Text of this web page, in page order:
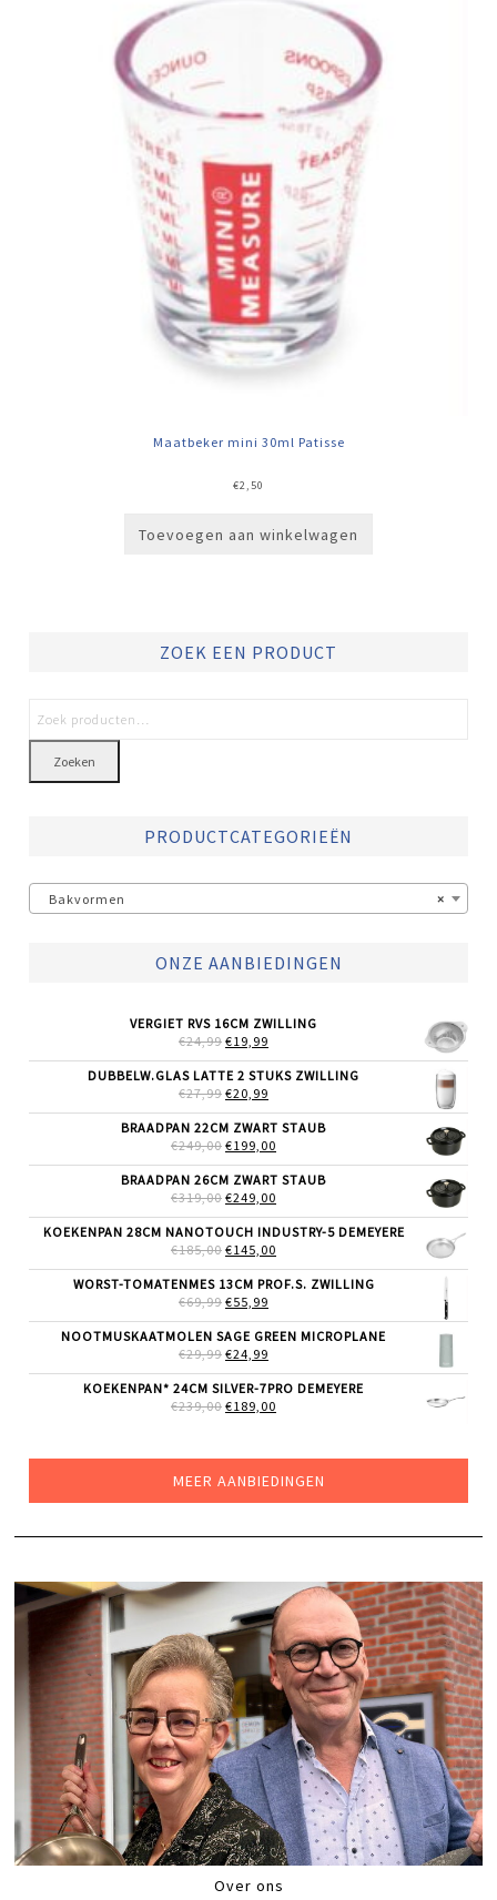
Maatbeker mini 30ml Patisse
€2,50
Toevoegen aan winkelwagen
ZOEK EEN PRODUCT
Zoeken
PRODUCTCATEGORIEËN
×
Bakvormen
ONZE AANBIEDINGEN
VERGIET RVS 16CM ZWILLING
€24,99 OORSPRONKELIJKE
WAS:
€24,99.
€19,99
IS:
DUBBELW.GLAS LATTE 2 STUKS ZWILLING
€27,99 OORSPRONKELIJKE
WAS:
€27,99.
€20,99
IS:
€20,99.
BRAADPAN 22CM ZWART STAUB
€249,00 OORSPRONKELIJKE
WAS:
€249,00.
€199,00
IS:
BRAADPAN 26CM ZWART STAUB
€319,00 OORSPRONKELIJKE
WAS:
€319,00.
€249,00
IS:
KOEKENPAN 28CM NANOTOUCH INDUSTRY-5 DEMEYERE
€185,00 OORSPRONKELIJKE
WAS:
€185,00.
€145,00
IS:
WORST-TOMATENMES 13CM PROF.S. ZWILLING
€69,99 OORSPRONKELIJKE
WAS:
€69,99.
€55,99
IS:
NOOTMUSKAATMOLEN SAGE GREEN MICROPLANE
€29,99 OORSPRONKELIJKE
WAS:
€29,99.
€24,99
IS:
€24,99.
KOEKENPAN* 24CM SILVER-7PRO DEMEYERE
€239,00 OORSPRONKELIJKE
€189,00
MEER AANBIEDINGEN
Over ons